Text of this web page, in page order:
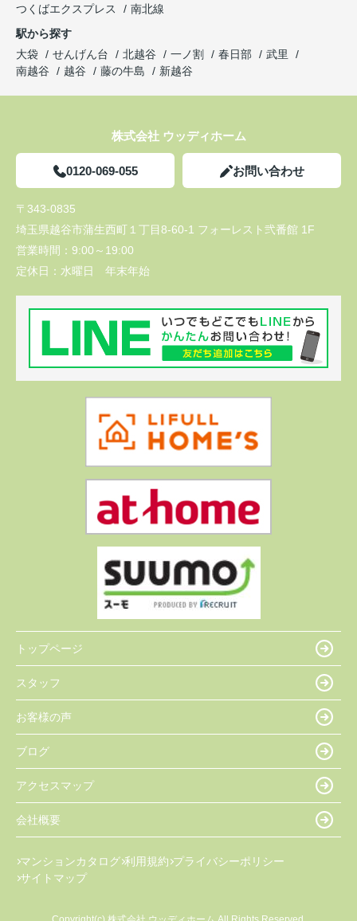
つくばエクスプレス
南北線
駅から探す
大袋
せんげん台 北越谷 一ノ割 春日部
武里
南越谷
越谷 藤の牛島 新越谷
株式会社 ウッディホーム
0120-069-055 お問い合わせ
〒343-0835
埼玉県越谷市蒲生西町１丁目8-60-1 フォーレスト弐番館 1F
営業時間： 9:00～19:00
定休日： 水曜日 年末年始
トップページ
スタッフ
お客様の声
ブログ
アクセスマップ
会社概要
マンションカタログ 利用規約 プライバシーポリシー
サイトマップ